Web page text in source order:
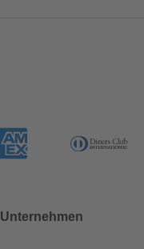
Unternehmen